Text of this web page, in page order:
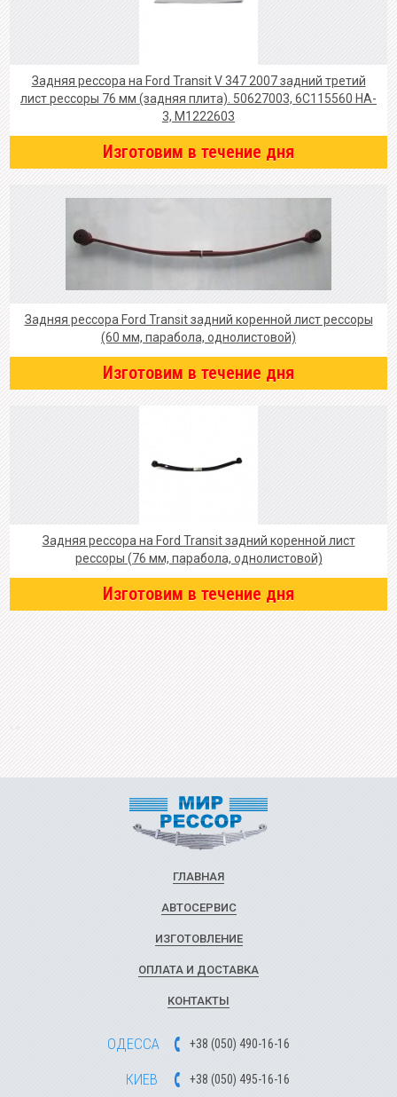
Задняя рессора на Ford Transit V 347 2007 задний третий
лист рессоры 76 мм (задняя плита). 50627003, 6C115560 HA-
3, M1222603
Изготовим в течение дня
Задняя рессора Ford Transit задний коренной лист рессоры
(60 мм, парабола, однолистовой)
Изготовим в течение дня
Задняя рессора на Ford Transit задний коренной лист
рессоры (76 мм, парабола, однолистовой)
Изготовим в течение дня
ГЛАВНАЯ
АВТОСЕРВИС
ИЗГОТОВЛЕНИЕ
ОПЛАТА И ДОСТАВКА
КОНТАКТЫ
ОДЕССА +38 (050) 490-16-16
КИЕВ +38 (050) 495-16-16